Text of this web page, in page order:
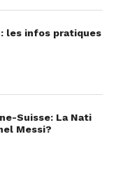
les infos pratiques
Suisse: La Nati
Messi?